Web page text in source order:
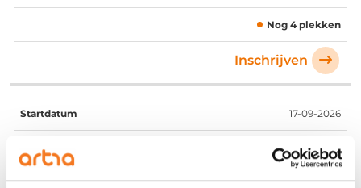
Nog 4 plekken
Inschrijven
17-09-2026
Arnhem
09:30 - 16:30